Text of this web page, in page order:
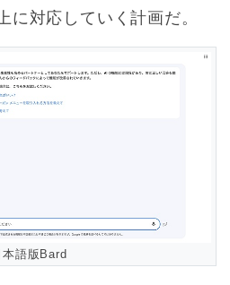
に対応していく計画だ。
本語版Bard